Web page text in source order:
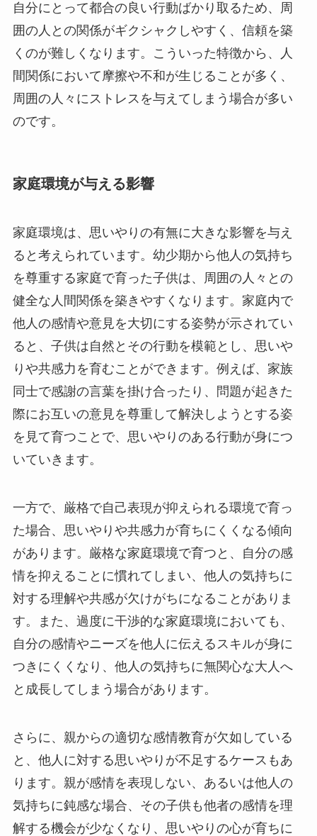
自分にとって都合の良い行動ばかり取るため、周
囲の人との関係がギクシャクしやすく、信頼を築
くのが難しくなります。こういった特徴から、人
間関係において摩擦や不和が生じることが多く、
周囲の人々にストレスを与えてしまう場合が多い
のです。
家庭環境が与える影響
家庭環境は、思いやりの有無に大きな影響を与え
ると考えられています。幼少期から他人の気持ち
を尊重する家庭で育った子供は、周囲の人々との
健全な人間関係を築きやすくなります。家庭内で
他人の感情や意見を大切にする姿勢が示されてい
ると、子供は自然とその行動を模範とし、思いや
りや共感力を育むことができます。例えば、家族
同士で感謝の言葉を掛け合ったり、問題が起きた
際にお互いの意見を尊重して解決しようとする姿
を見て育つことで、思いやりのある行動が身につ
いていきます。
一方で、厳格で自己表現が抑えられる環境で育っ
た場合、思いやりや共感力が育ちにくくなる傾向
があります。厳格な家庭環境で育つと、自分の感
情を抑えることに慣れてしまい、他人の気持ちに
対する理解や共感が欠けがちになることがありま
す。また、過度に干渉的な家庭環境においても、
自分の感情やニーズを他人に伝えるスキルが身に
つきにくくなり、他人の気持ちに無関心な大人へ
と成長してしまう場合があります。
さらに、親からの適切な感情教育が欠如している
と、他人に対する思いやりが不足するケースもあ
ります。親が感情を表現しない、あるいは他人の
気持ちに鈍感な場合、その子供も他者の感情を理
解する機会が少なくなり、思いやりの心が育ちに